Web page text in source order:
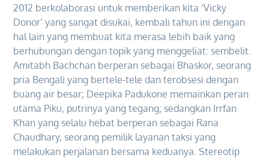
2012 berkolaborasi untuk memberikan kita ‘Vicky
Donor’ yang sangat disukai, kembali tahun ini dengan
hal lain yang membuat kita merasa lebih baik yang
berhubungan dengan topik yang menggeliat: sembelit.
Amitabh Bachchan berperan sebagai Bhaskor, seorang
pria Bengali yang bertele-tele dan terobsesi dengan
buang air besar; Deepika Padukone memainkan peran
utama Piku, putrinya yang tegang; sedangkan Irrfan
Khan yang selalu hebat berperan sebagai Rana
Chaudhary, seorang pemilik layanan taksi yang
melakukan perjalanan bersama keduanya. Stereotip